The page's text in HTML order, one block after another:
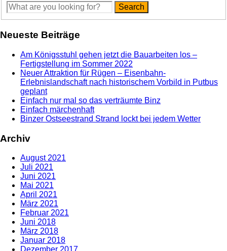
Neueste Beiträge
Am Königsstuhl gehen jetzt die Bauarbeiten los –
Fertigstellung im Sommer 2022
Neuer Attraktion für Rügen – Eisenbahn-
Erlebnislandschaft nach historischem Vorbild in Putbus
geplant
Einfach nur mal so das verträumte Binz
Einfach märchenhaft
Binzer Ostseestrand Strand lockt bei jedem Wetter
Archiv
August 2021
Juli 2021
Juni 2021
Mai 2021
April 2021
März 2021
Februar 2021
Juni 2018
März 2018
Januar 2018